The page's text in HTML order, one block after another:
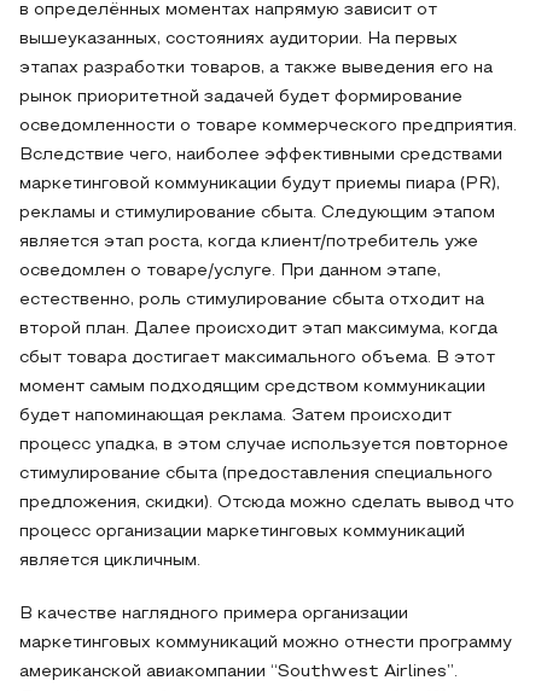
в определённых моментах напрямую зависит от
вышеуказанных, состояниях аудитории. На первых
этапах разработки товаров, а также выведения его на
рынок приоритетной задачей будет формирование
осведомленности о товаре коммерческого предприятия.
Вследствие чего, наиболее эффективными средствами
маркетинговой коммуникации будут приемы пиара (PR),
рекламы и стимулирование сбыта. Следующим этапом
является этап роста, когда клиент/потребитель уже
осведомлен о товаре/услуге. При данном этапе,
естественно, роль стимулирование сбыта отходит на
второй план. Далее происходит этап максимума, когда
сбыт товара достигает максимального объема. В этот
момент самым подходящим средством коммуникации
будет напоминающая реклама. Затем происходит
процесс упадка, в этом случае используется повторное
стимулирование сбыта (предоставления специального
предложения, скидки). Отсюда можно сделать вывод что
процесс организации маркетинговых коммуникаций
является цикличным.
В качестве наглядного примера организации
маркетинговых коммуникаций можно отнести программу
американской авиакомпании “Southwest Airlines”.